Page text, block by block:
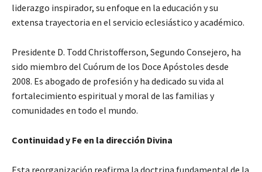
liderazgo inspirador, su enfoque en la educación y su
extensa trayectoria en el servicio eclesiástico y académico.
Presidente D. Todd Christofferson, Segundo Consejero, ha
sido miembro del Cuórum de los Doce Apóstoles desde
2008. Es abogado de profesión y ha dedicado su vida al
fortalecimiento espiritual y moral de las familias y
comunidades en todo el mundo.
Continuidad y Fe en la dirección Divina